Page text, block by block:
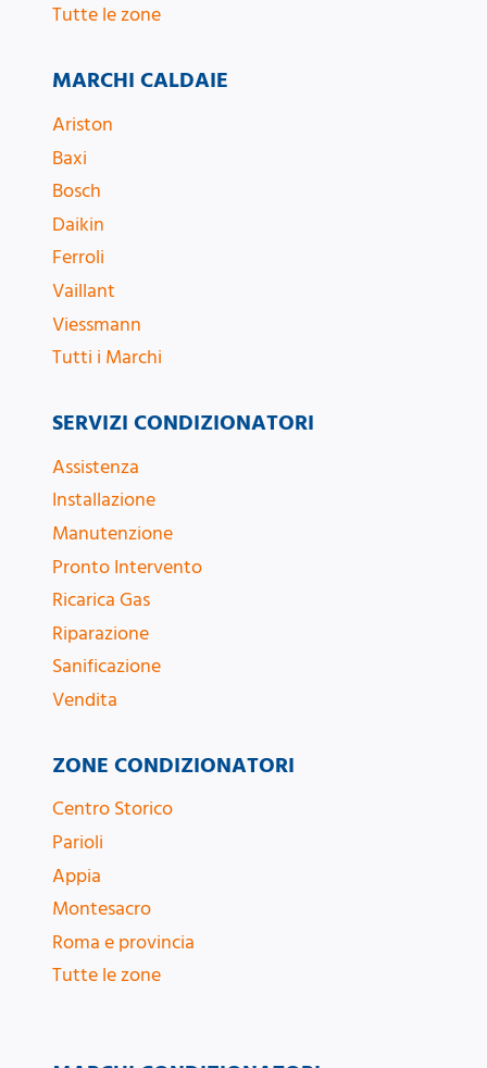
Tutte le zone
MARCHI CALDAIE
Ariston
Baxi
Bosch
Daikin
Ferroli
Vaillant
Viessmann
Tutti i Marchi
ZONE CONDIZIONATORI
Centro Storico
Parioli
Appia
Montesacro
Roma e provincia
Tutte le zone
SERVIZI CONDIZIONATORI
Assistenza
Installazione
Manutenzione
Pronto Intervento
Ricarica Gas
Riparazione
Sanificazione
Vendita